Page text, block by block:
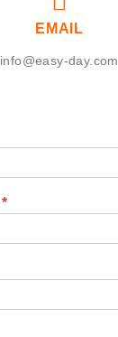
EMAIL
info@easy-day.com
*